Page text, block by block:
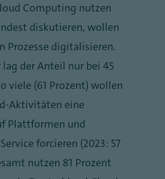
Computing nutzen
diskutieren, wollen
Prozesse digitalisieren.
lag der Anteil nur bei 45
viele (61 Prozent) wollen
Aktivitäten eine
Plattformen und
forcieren (2023: 57
nutzen 81 Prozent